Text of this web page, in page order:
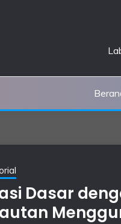
Dasar